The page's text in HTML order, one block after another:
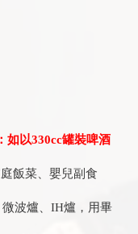
如以330cc罐裝啤酒
飯菜、嬰兒副食
波爐、IH爐，用畢